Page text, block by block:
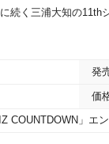
続く三浦大知の
発
価
COUNTDOWN」エ